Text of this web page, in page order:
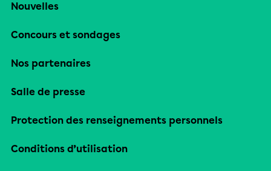
Nouvelles
Concours et sondages
Nos partenaires
Salle de presse
Protection des renseignements personnels
Conditions d’utilisation